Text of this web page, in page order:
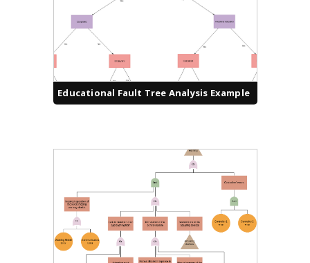
Educational Fault Tree Analysis Example